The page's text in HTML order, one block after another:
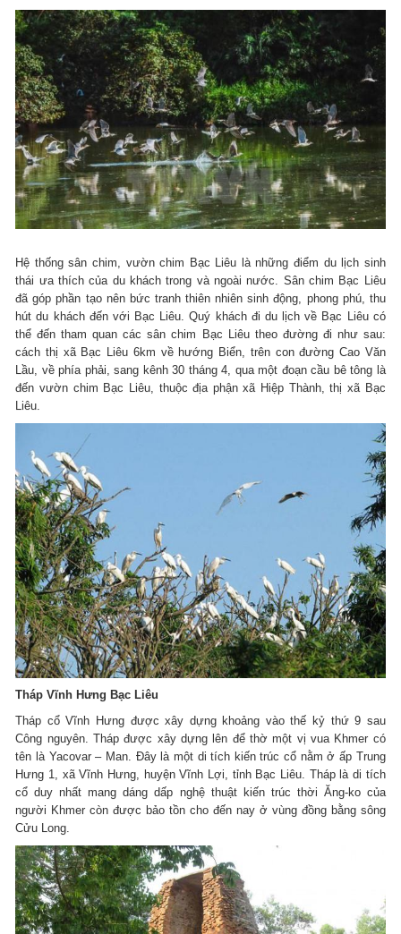
Hệ thống sân chim, vườn chim Bạc Liêu là những điểm du lịch sinh
thái ưa thích của du khách trong và ngoài nước. Sân chim Bạc Liêu
đã góp phần tạo nên bức tranh thiên nhiên sinh động, phong phú, thu
hút du khách đến với Bạc Liêu. Quý khách đi du lịch về Bạc Liêu có
thể đến tham quan các sân chim Bạc Liêu theo đường đi như sau:
cách thị xã Bạc Liêu 6km về hướng Biển, trên con đường Cao Văn
Lầu, về phía phải, sang kênh 30 tháng 4, qua một đoạn cầu bê tông là
đến vườn chim Bạc Liêu, thuộc địa phận xã Hiệp Thành, thị xã Bạc
Liêu.
Tháp Vĩnh Hưng Bạc Liêu
Tháp cổ Vĩnh Hưng được xây dựng khoảng vào thế kỷ thứ 9 sau
Công nguyên. Tháp được xây dựng lên để thờ một vị vua Khmer có
tên là Yacovar – Man. Đây là một di tích kiến trúc cổ nằm ở ấp Trung
Hưng 1, xã Vĩnh Hưng, huyện Vĩnh Lợi, tỉnh Bạc Liêu. Tháp là di tích
cổ duy nhất mang dáng dấp nghệ thuật kiến trúc thời Ăng-ko của
người Khmer còn được bảo tồn cho đến nay ở vùng đồng bằng sông
Cửu Long.